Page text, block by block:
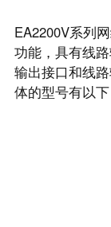
EA2200V系列
功能，具有线
输出接口和线
体的型号有以下